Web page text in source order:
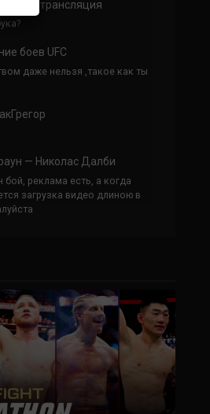
прямая трансляция
боев UFC
даже нельзя ,такое как ты
— Николас Далби
бой, реклама есть, а когда
загрузка видео длиною в